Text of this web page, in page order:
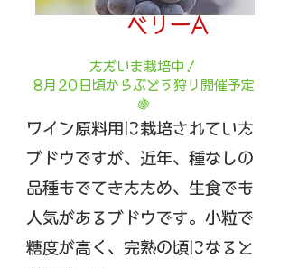
ベリーA
ただいま栽培中！
​8月20日頃からぶどう狩り開催予定
🍇
ワイン原料用に栽培されていた
ブドウですが、近年、種なしの
品種もでてきたため、生食でも
人気があるブドウです。小粒で
糖度が高く、完熟の頃になると